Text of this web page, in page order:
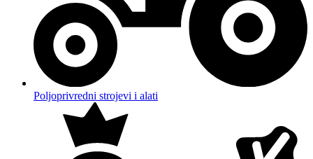
Poljoprivredni strojevi i alati